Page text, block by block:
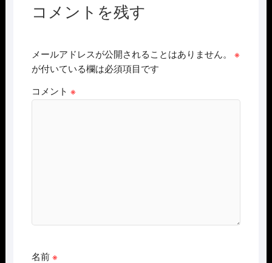
コメントを残す
メールアドレスが公開されることはありません。
※
が付いている欄は必須項目です
コメント ※
名前 ※